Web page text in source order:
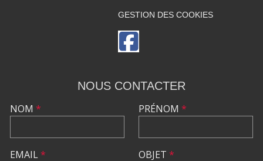
GESTION DES COOKIES
NOUS CONTACTER
NOM *
EMAIL*
PRÉNOM *
OBJET *